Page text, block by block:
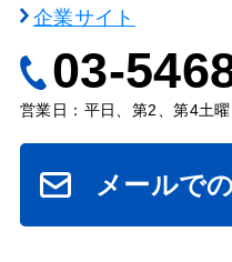
企業サイト
03-
営業日：平日、第2、第4土
メールで